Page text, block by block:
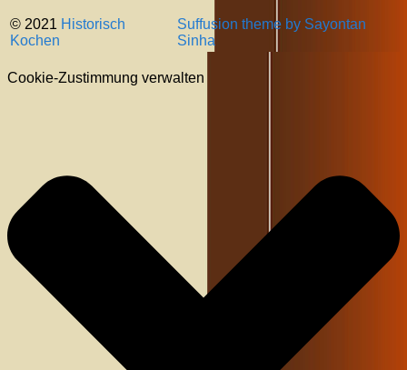
© 2021 Historisch
Kochen
Suffusion theme by Sayontan
Sinha
Cookie-Zustimmung verwalten